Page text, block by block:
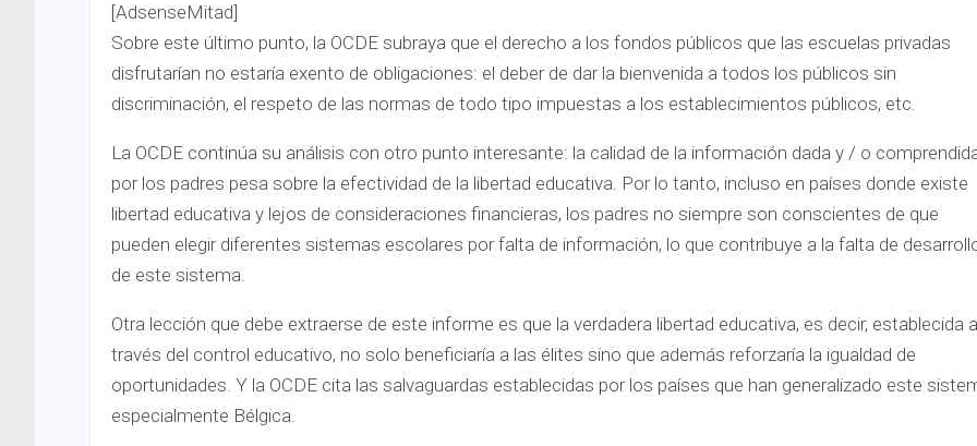
[AdsenseMitad]
Sobre este último punto, la OCDE subraya que el derecho a los fondos públicos que las escuelas privadas
disfrutarían no estaría exento de obligaciones: el deber de dar la bienvenida a todos los públicos sin
discriminación, el respeto de las normas de todo tipo impuestas a los establecimientos públicos, etc.
La OCDE continúa su análisis con otro punto interesante: la calidad de la información dada y / o
por los padres pesa sobre la efectividad de la libertad educativa. Por lo tanto, incluso en países donde existe
libertad educativa y lejos de consideraciones financieras, los padres no siempre son conscientes de que
pueden elegir diferentes sistemas escolares por falta de información, lo que contribuye a la falta de
de este sistema.
Otra lección que debe extraerse de este informe es que la verdadera libertad educativa, es decir, establecida a
través del control educativo, no solo beneficiaría a las élites sino que además reforzaría la igualdad de
oportunidades. Y la OCDE cita las salvaguardas establecidas por los países que han generalizado este
especialmente Bélgica.